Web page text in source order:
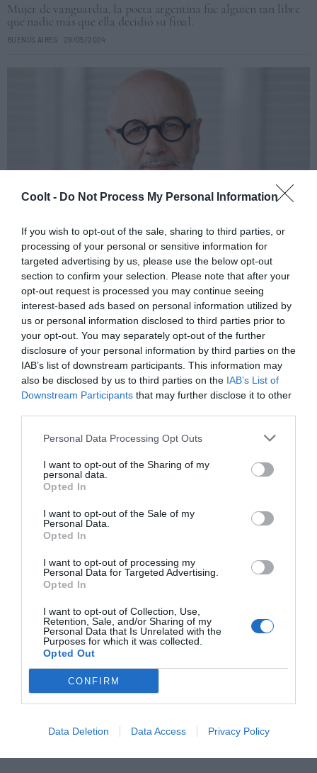
Coolt - Do Not Process My Personal Information
If you wish to opt-out of the sale, sharing to third parties, or
processing of your personal or sensitive information for
targeted advertising by us, please use the below opt-out
section to confirm your selection. Please note that after your
opt-out request is processed you may continue seeing
interest-based ads based on personal information utilized by
us or personal information disclosed to third parties prior to
your opt-out. You may separately opt-out of the further
disclosure of your personal information by third parties on the
IAB’s list of downstream participants. This information may
also be disclosed by us to third parties on the IAB’s List of
Downstream Participants that may further disclose it to other
Personal Data Processing Opt Outs
I want to opt-out of the Sharing of my
personal data.
Opted In
I want to opt-out of the Sale of my
Personal Data.
Opted In
I want to opt-out of processing my
Personal Data for Targeted Advertising.
Opted In
I want to opt-out of Collection, Use,
Retention, Sale, and/or Sharing of my
Personal Data that Is Unrelated with the
Purposes for which it was collected.
Opted Out
CONFIRM
Data Deletion Data Access Privacy Policy
Mujer de vanguardia, la poeta argentina fue alguien tan libre
que nadie más que ella decidió su final.
BUENOS AIRES 29/05/2024
LIBROS
Rodrigo Fresán: “La idea de que la
ficción es mentira es ridícula”
El escritor argentino detalla las claves de ‘El estilo de los
elementos’, novela sobre un lector clandestino que tiene mucho
de autobiografía.
BUENOS AIRES 08/04/2024
Pola Oloixarac descose el traje nuevo
del emperador
donde desnuda a figuras de la política actual como Javier
BUENOS AIRES 01/07/2023
LO MÁS LEÍDO